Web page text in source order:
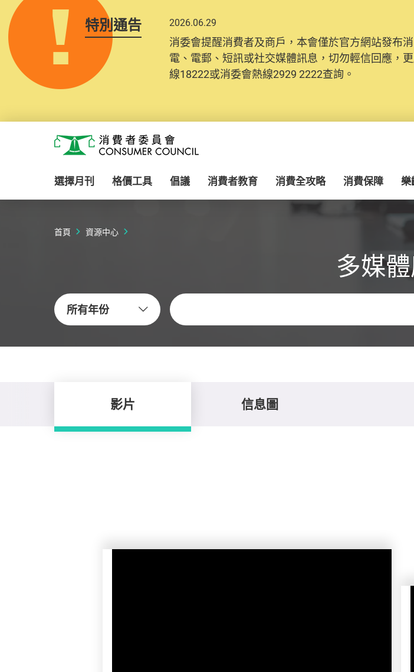
特別通告 2026.06.29
消委會提醒消費者及商戶，本會僅於官方網站發布
電、電郵、短訊或社交媒體訊息，切勿輕信回應，
線18222或消委會熱線2929 2222查詢。
2025.10.31
為提升使用者體驗及網絡安全，本會的投訴處理系
消費者需要提供基本聯絡資料（包括姓名、電郵及
紀錄將清晰整合於帳戶中，方便日後作出跟進。
消費者委員會
選擇月刊 格價工具 倡議 消費者教育 消費全攻略 消費保障 樂
首頁 資源中心
多媒
所有年份
關鍵字
影片 信息圖